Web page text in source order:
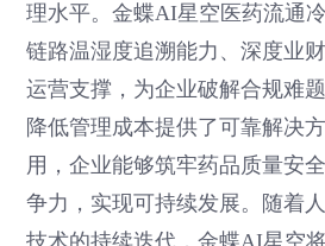
理水平。金蝶AI星空医药流通
链路温湿度追溯能力、深度业
运营支撑，为企业破解合规难
降低管理成本提供了可靠解决
用，企业能够筑牢药品质量安
争力，实现可持续发展。随着